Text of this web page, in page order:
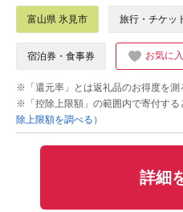
富山県 氷見市 旅行・チケッ
宿泊券・食事券 お気に
※「還元率」とは返礼品のお得度を測
※「控除上限額」の範囲内で寄付する
除上限額を調べる）
詳細